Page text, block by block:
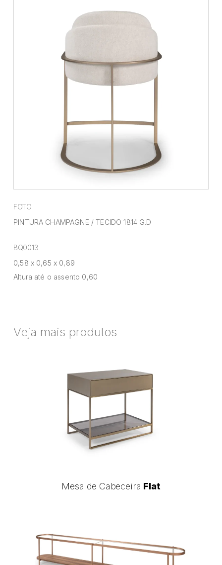
FOTO
PINTURA CHAMPAGNE / TECIDO 1814 G.D
BQ0013
0,58 x 0,65 x 0,89
Altura até o assento 0,60
Veja mais produtos
de
Mesa de Cabeceira Flat
Nascar